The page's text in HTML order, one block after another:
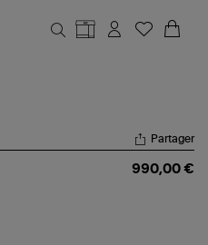
Partager
990,00 €